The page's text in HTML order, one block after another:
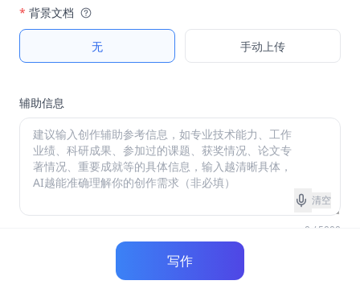
* 背景文档
无 手动上传
辅助信息
清空
0 / 5000
写作